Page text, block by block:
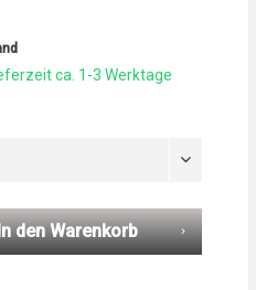
ca. 1-3 Werktage
den Warenkorb